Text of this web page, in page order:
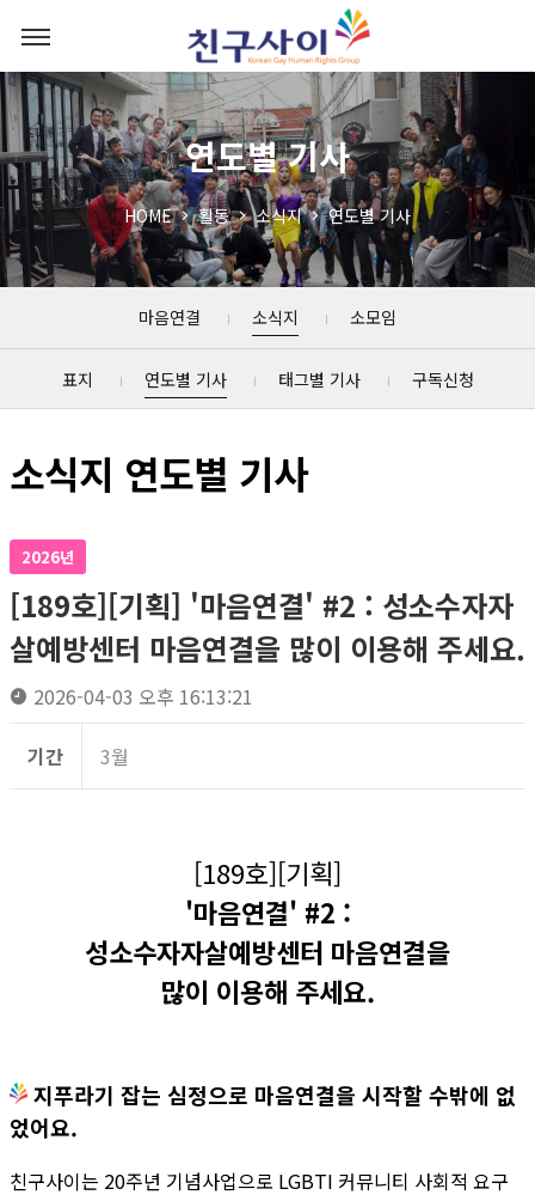
연도별 기사
HOME 활동 소식지 연도별 기사
마음연결 소식지 소모임
표지 연도별 기사 태그별 기사 구독신청
소식지 연도별 기사
2026년
[189호][기획] '마음연결' #2 : 성소수자자
살예방센터 마음연결을 많이 이용해 주세요.
2026-04-03 오후 16:13:21
기간 3월
[189호][기획]
'마음연결' #2 :
성소수자자살예방센터 마음연결을
많이 이용해 주세요.
지푸라기 잡는 심정으로 마음연결을 시작할 수밖에 없
었어요.
친구사이는 20주년 기념사업으로 LGBTI 커뮤니티 사회적 요구